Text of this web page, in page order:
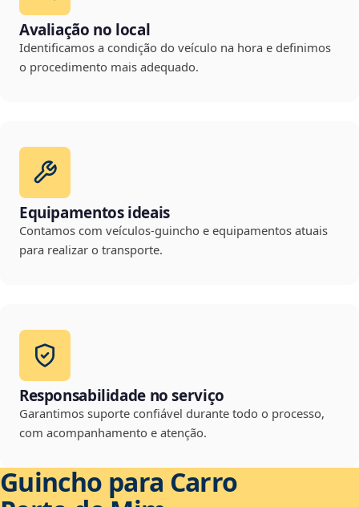
Avaliação no local
Identificamos a condição do veículo na hora e definimos
o procedimento mais adequado.
Equipamentos ideais
Contamos com veículos-guincho e equipamentos atuais
para realizar o transporte.
Responsabilidade no serviço
Garantimos suporte confiável durante todo o processo,
com acompanhamento e atenção.
Guincho para Carro